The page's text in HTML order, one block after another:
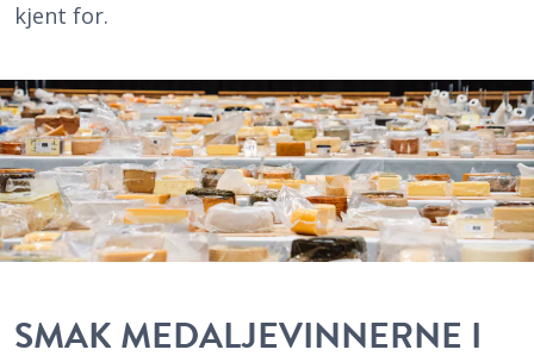
kjent for.
SMAK MEDALJEVINNERNE I